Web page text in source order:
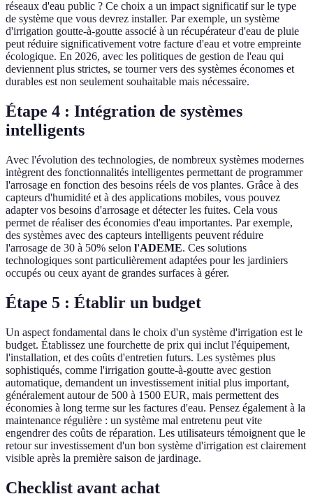
réseaux d'eau public ? Ce choix a un impact significatif sur le type
de système que vous devrez installer. Par exemple, un système
d'irrigation goutte-à-goutte associé à un récupérateur d'eau de pluie
peut réduire significativement votre facture d'eau et votre empreinte
écologique. En 2026, avec les politiques de gestion de l'eau qui
deviennent plus strictes, se tourner vers des systèmes économes et
durables est non seulement souhaitable mais nécessaire.
Étape 4 : Intégration de systèmes
intelligents
Avec l'évolution des technologies, de nombreux systèmes modernes
intègrent des fonctionnalités intelligentes permettant de programmer
l'arrosage en fonction des besoins réels de vos plantes. Grâce à des
capteurs d'humidité et à des applications mobiles, vous pouvez
adapter vos besoins d'arrosage et détecter les fuites. Cela vous
permet de réaliser des économies d'eau importantes. Par exemple,
des systèmes avec des capteurs intelligents peuvent réduire
l'arrosage de 30 à 50% selon l'ADEME. Ces solutions
technologiques sont particulièrement adaptées pour les jardiniers
occupés ou ceux ayant de grandes surfaces à gérer.
Étape 5 : Établir un budget
Un aspect fondamental dans le choix d'un système d'irrigation est le
budget. Établissez une fourchette de prix qui inclut l'équipement,
l'installation, et des coûts d'entretien futurs. Les systèmes plus
sophistiqués, comme l'irrigation goutte-à-goutte avec gestion
automatique, demandent un investissement initial plus important,
généralement autour de 500 à 1500 EUR, mais permettent des
économies à long terme sur les factures d'eau. Pensez également à la
maintenance régulière : un système mal entretenu peut vite
engendrer des coûts de réparation. Les utilisateurs témoignent que le
retour sur investissement d'un bon système d'irrigation est clairement
visible après la première saison de jardinage.
Checklist avant achat